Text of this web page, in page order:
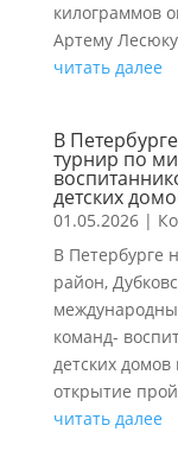
килограммов
Артему
читать далее
В
турнир по
детских
01.05.2026|
В Петербурге
район,
команд-
детских
открытие
читать далее